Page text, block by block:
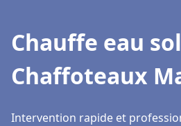
Chauffe eau
Chaffoteaux
Intervention rapide et